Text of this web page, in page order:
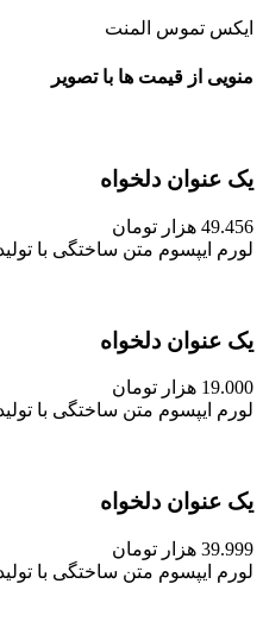
ایکس تموس المنت
منویی از قیمت ها با تصویر
یک عنوان دلخواه
49.456 هزار تومان
لورم ایپسوم متن ساختگی با
یک عنوان دلخواه
19.000 هزار تومان
لورم ایپسوم متن ساختگی با
یک عنوان دلخواه
39.999 هزار تومان
لورم ایپسوم متن ساختگی با